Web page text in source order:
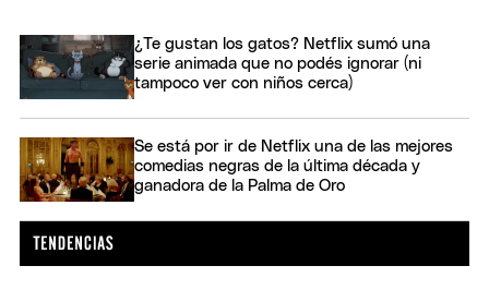
¿Te gustan los gatos? Netflix sumó una
serie animada que no podés ignorar (ni
tampoco ver con niños cerca)
Se está por ir de Netflix una de las mejores
comedias negras de la última década y
ganadora de la Palma de Oro